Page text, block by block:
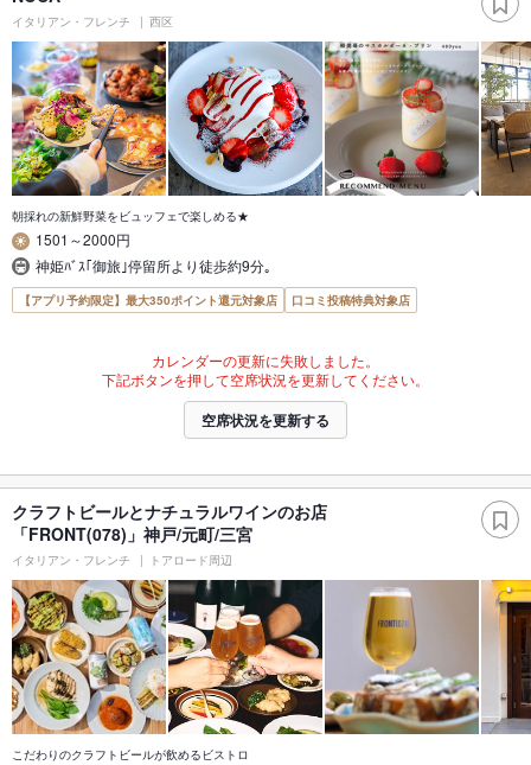
イタリアン・フレンチ 西区
朝採れの新鮮野菜をビュッフェで楽しめる★
1501～2000円
神姫ﾊﾞｽ｢御旅｣停留所より徒歩約9分｡
【アプリ予約限定】最大350ポイント還元対象店 口コミ投稿特典対象店
カレンダーの更新に失敗しました。
下記ボタンを押して空席状況を更新してください。
空席状況を更新する
クラフトビールとナチュラルワインのお店
「FRONT(078)」神戸/元町/三宮
イタリアン・フレンチ トアロード周辺
こだわりのクラフトビールが飲めるビストロ